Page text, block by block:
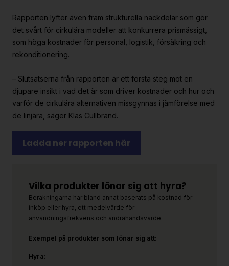
Rapporten lyfter även fram strukturella nackdelar som gör
det svårt för cirkulära modeller att konkurrera prismässigt,
som höga kostnader för personal, logistik, försäkring och
rekonditionering.
– Slutsatserna från rapporten är ett första steg mot en
djupare insikt i vad det är som driver kostnader och hur och
varför de cirkulära alternativen missgynnas i jämförelse med
de linjära, säger Klas Cullbrand.
Ladda ner rapporten här
Vilka produkter lönar sig att hyra?
Beräkningarna har bland annat baserats på kostnad för
inköp eller hyra, ett medelvärde för
användningsfrekvens och andrahandsvärde.
Exempel på produkter som lönar sig att:
Hyra: